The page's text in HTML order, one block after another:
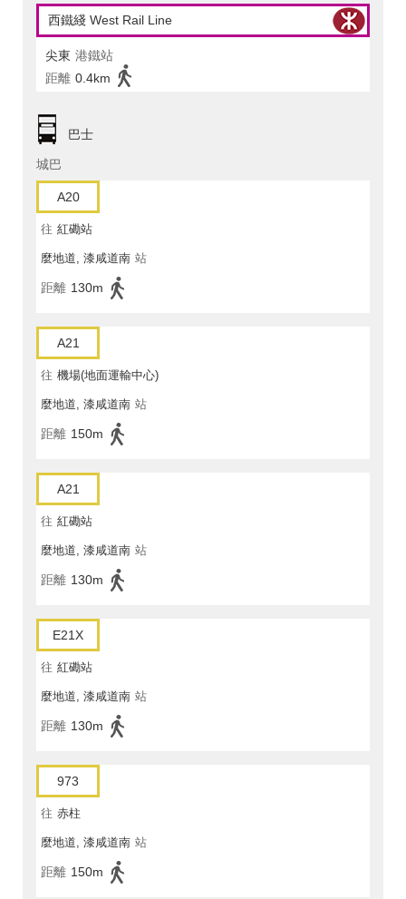
西鐵綫 West Rail Line
尖東 港鐵站
距離 0.4km
巴士
城巴
A20
往 紅磡站
麼地道, 漆咸道南 站
距離 130m
A21
往 機場(地面運輸中心)
麼地道, 漆咸道南 站
距離 150m
A21
往 紅磡站
麼地道, 漆咸道南 站
距離 130m
E21X
往 紅磡站
麼地道, 漆咸道南 站
距離 130m
973
往 赤柱
麼地道, 漆咸道南 站
距離 150m